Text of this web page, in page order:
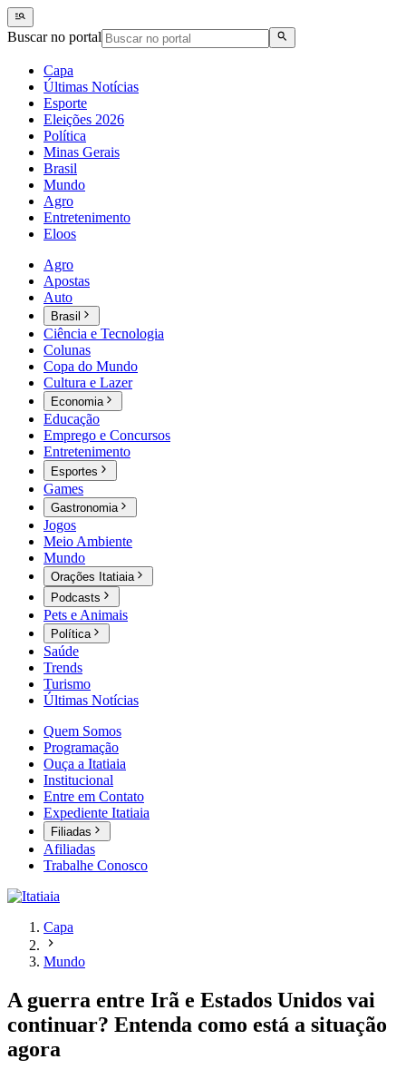
Buscar no portal
Capa
Últimas Notícias
Esporte
Eleições 2026
Política
Minas Gerais
Brasil
Mundo
Agro
Entretenimento
Eloos
Agro
Apostas
Auto
Brasil
Ciência e Tecnologia
Colunas
Copa do Mundo
Cultura e Lazer
Economia
Educação
Emprego e Concursos
Entretenimento
Esportes
Games
Gastronomia
Jogos
Meio Ambiente
Mundo
Orações Itatiaia
Podcasts
Pets e Animais
Política
Saúde
Trends
Turismo
Últimas Notícias
Quem Somos
Programação
Ouça a Itatiaia
Institucional
Entre em Contato
Expediente Itatiaia
Filiadas
Afiliadas
Trabalhe Conosco
Capa
Mundo
A guerra entre Irã e Estados Unidos vai
continuar? Entenda como está a situação
agora